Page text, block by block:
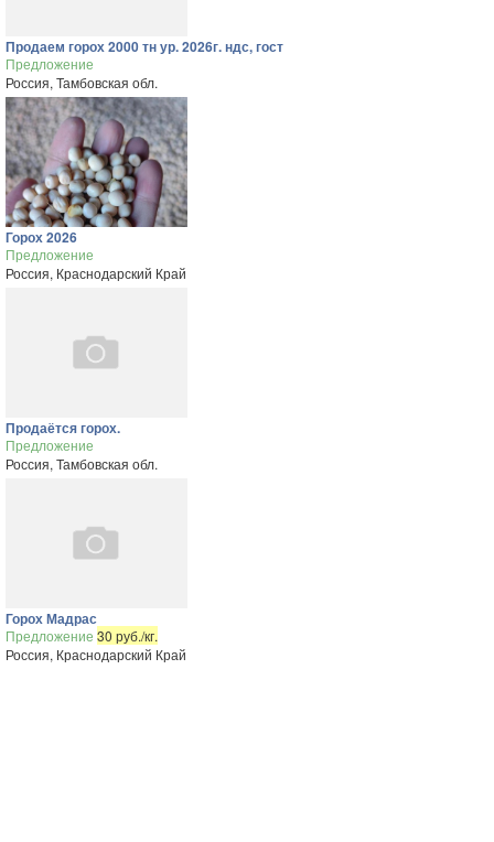
Продаем горох 2000 тн ур. 2026г. ндс, гост
Предложение
Россия, Тамбовская обл.
Горох 2026
Предложение
Россия, Краснодарский Край
Продаётся горох.
Предложение
Россия, Тамбовская обл.
Горох Мадрас
Предложение 30 руб./кг.
Россия, Краснодарский Край